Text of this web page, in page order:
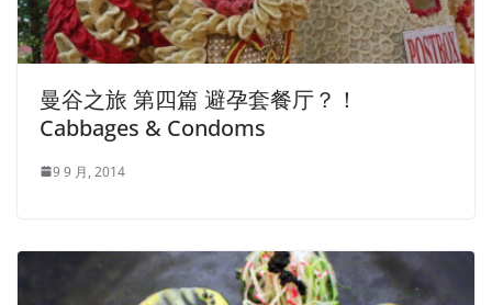
曼谷之旅 第四篇 避孕套餐厅？！
Cabbages & Condoms
9 9 月, 2014